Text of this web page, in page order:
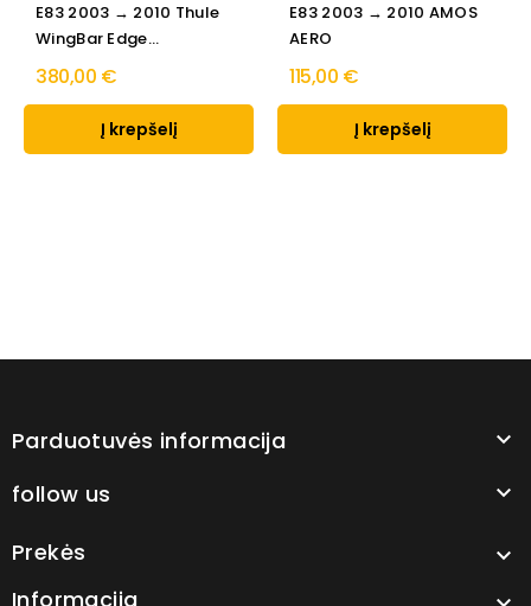
E83 2003 → 2010 Thule
WingBar Edge...
380,00 €
Į krepšelį
E83 2003 → 2010 AMOS
AERO
115,00 €
Į krepšelį
Parduotuvės informacija 
follow us 
Prekės 
Informacija